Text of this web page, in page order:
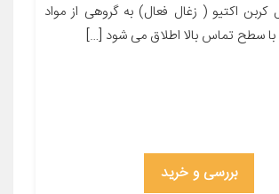
اکتیو ( زغال فعال) به گروهی از مواد
سطح تماس بالا اطلاق می شود […]
بررسی و خرید